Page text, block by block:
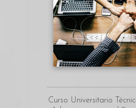
Curso Universitario